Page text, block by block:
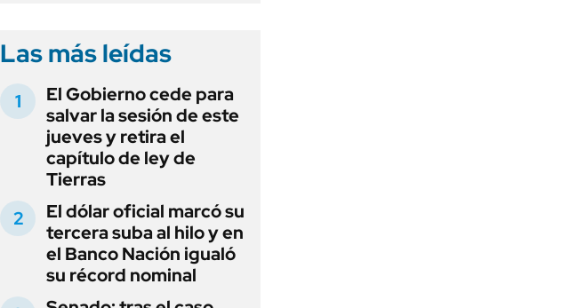
Las más leídas
El Gobierno cede para
salvar la sesión de este
jueves y retira el
capítulo de ley de
Tierras
El dólar oficial marcó su
tercera suba al hilo y en
el Banco Nación igualó
su récord nominal